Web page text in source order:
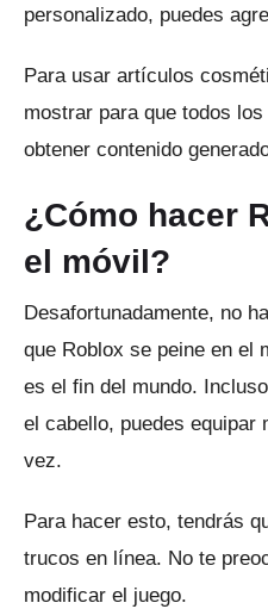
personalizado, puedes
Para usar artículos
mostrar para que todos
obtener contenido
¿Cómo hacer
el móvil?
Desafortunadamente, no
que Roblox se peine en el
es el fin del mundo.
el cabello, puedes equipar
vez.
Para hacer esto, tendrás
trucos en línea. No te
modificar el juego.